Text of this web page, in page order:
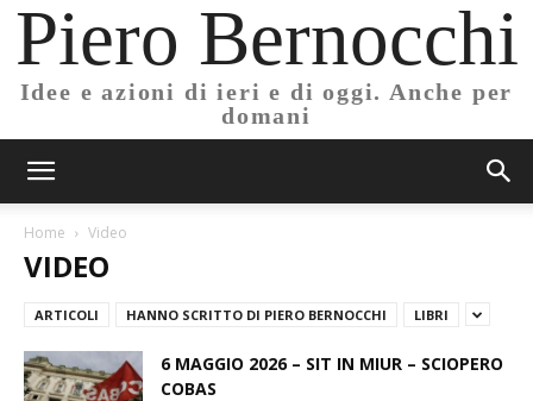
Piero Bernocchi
Idee e azioni di ieri e di oggi. Anche per
domani
Home Video
VIDEO
ARTICOLI HANNO SCRITTO DI PIERO BERNOCCHI LIBRI
6 MAGGIO 2026 – SIT IN MIUR – SCIOPERO
COBAS